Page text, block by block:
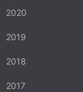
2020
2019
2018
2017